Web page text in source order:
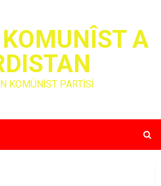
A
KOMÜNİST PARTİSİ